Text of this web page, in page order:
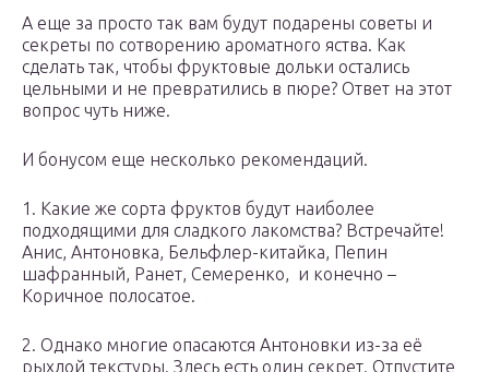
А еще за просто так вам будут подарены советы и
секреты по сотворению ароматного яства. Как
сделать так, чтобы фруктовые дольки остались
цельными и не превратились в пюре? Ответ на этот
вопрос чуть ниже.
И бонусом еще несколько рекомендаций.
1. Какие же сорта фруктов будут наиболее
подходящими для сладкого лакомства? Встречайте!
Анис, Антоновка, Бельфлер-китайка, Пепин
шафранный, Ранет, Семеренко, и конечно –
Коричное полосатое.
2. Однако многие опасаются Антоновки из-за её
рыхлой текстуры. Здесь есть один секрет. Отпустите